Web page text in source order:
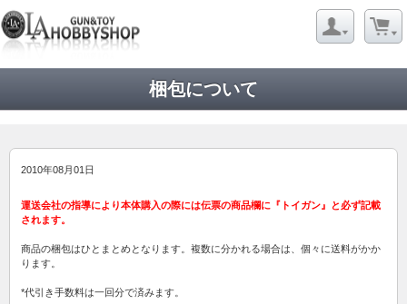
梱包について
2010年08月01日
運送会社の指導により本体購入の際には伝票の商品欄に『トイガン』と必ず記載
されます。
商品の梱包はひとまとめとなります。複数に分かれる場合は、個々に送料がかか
ります。
*代引き手数料は一回分で済みます。